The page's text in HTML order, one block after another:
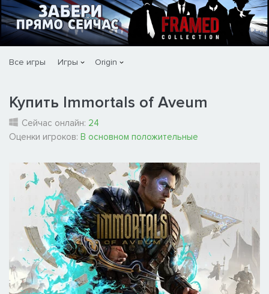
Все игры Игры Origin
Купить Immortals of Aveum
Сейчас онлайн: 24
Оценки игроков: В основном положительные